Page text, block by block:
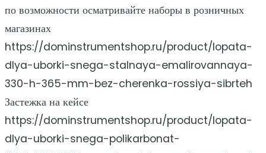
по возможности осматривайте наборы в розничных
магазинах
https://dominstrumentshop.ru/product/lopata-
dlya-uborki-snega-stalnaya-emalirovannaya-
330-h-365-mm-bez-cherenka-rossiya-sibrteh
Застежка на кейсе
https://dominstrumentshop.ru/product/lopata-
dlya-uborki-snega-polikarbonat-